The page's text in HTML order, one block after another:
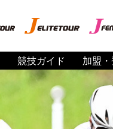
競技ガイド 加盟